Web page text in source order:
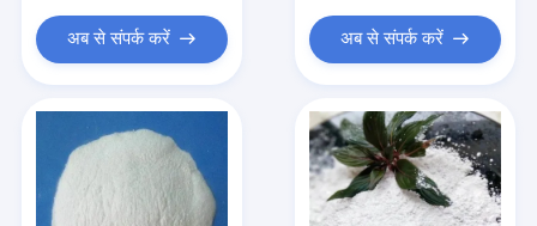
अब से संपर्क करें अब से संपर्क करें